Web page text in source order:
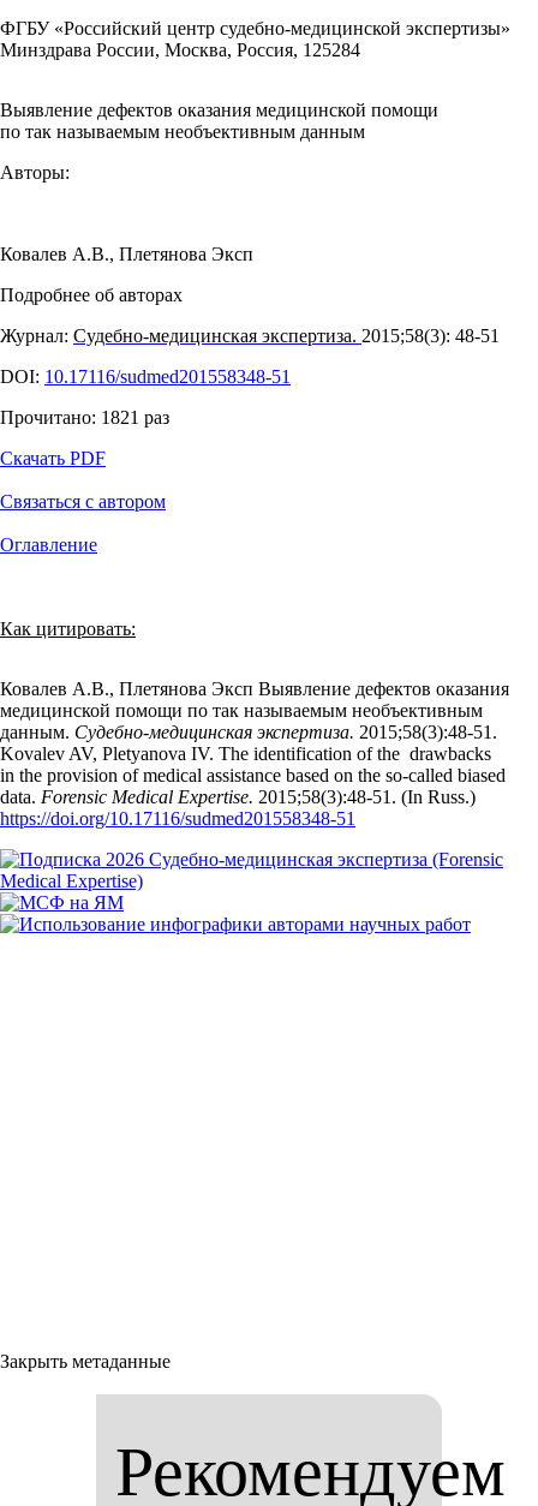
ФГБУ «Российский центр судебно-медицинской экспертизы»
Минздрава России, Москва, Россия, 125284
Выявление дефектов оказания медицинской помощи
по так называемым необъективным данным
Авторы:
Ковалев А.В., Плетянова Эксп
Подробнее об авторах
Журнал: Судебно-медицинская экспертиза. 2015;58(3): 48‑51
DOI: 10.17116/sudmed201558348-51
Прочитано: 1821 раз
Скачать PDF
Связаться с автором
Оглавление
Как цитировать:
Ковалев А.В., Плетянова Эксп Выявление дефектов оказания
медицинской помощи по так называемым необъективным
данным. Судебно-медицинская экспертиза. 2015;58(3):48‑51.
Kovalev AV, Pletyanova IV. The identification of the drawbacks
in the provision of medical assistance based on the so-called biased
data. Forensic Medical Expertise. 2015;58(3):48‑51. (In Russ.)
https://doi.org/10.17116/sudmed201558348-51
Закрыть метаданные
Рекомендуем